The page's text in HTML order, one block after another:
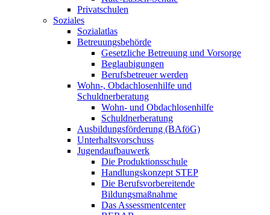
Privatschulen
Soziales
Sozialatlas
Betreuungsbehörde
Gesetzliche Betreuung und Vorsorge
Beglaubigungen
Berufsbetreuer werden
Wohn-, Obdachlosenhilfe und
Schuldnerberatung
Wohn- und Obdachlosenhilfe
Schuldnerberatung
Ausbildungsförderung (BAföG)
Unterhaltsvorschuss
Jugendaufbauwerk
Die Produktionsschule
Handlungskonzept STEP
Die Berufsvorbereitende
Bildungsmaßnahme
Das Assessmentcenter